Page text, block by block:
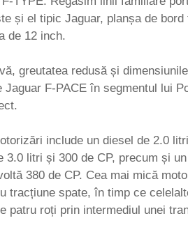
și el tipic Jaguar, planșa de
de 12 inch.
greutatea redusă și
Jaguar F-PACE în segmentul lui
include un diesel de 2.0
3.0 litri și 300 de CP, precum și
380 de CP. Cea mai mică
tracțiune spate, în timp ce
patru roți prin intermediul unei